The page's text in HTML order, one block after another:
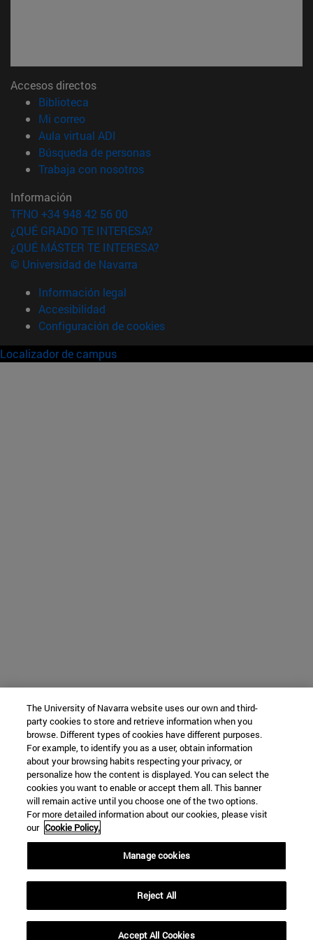
Accesos directos
Biblioteca
Mi correo(abre en nueva ventana)
Aula virtual ADI
Búsqueda de personas(abre en nueva ventana)
Trabaja con nosotros(abre en nueva ventana)
Información
TFNO +34 948 42 56 00
¿QUÉ GRADO TE INTERESA?
¿QUÉ MÁSTER TE INTERESA?
© Universidad de Navarra
Información legal
Accesibilidad
Configuración de cookies
Localizador de campus
The University of Navarra website uses our own and third-
party cookies to store and retrieve information when you
browse. Different types of cookies have different purposes.
For example, to identify you as a user, obtain information
about your browsing habits respecting your privacy, or
personalize how the content is displayed. You can select the
cookies you want to enable or accept them all. This banner
will remain active until you choose one of the two options.
For more detailed information about our cookies, please visit
our Cookie Policy.
Manage cookies
Reject All
Accept All Cookies